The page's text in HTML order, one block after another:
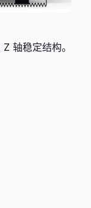
轴稳定结构。